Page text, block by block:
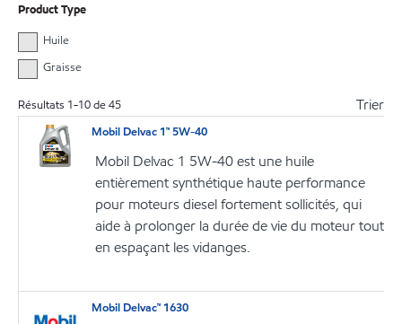
Product Type
Huile
Graisse
Résultats 1-10de45 Trier
Mobil Delvac 1™ 5W-40
Mobil Delvac 1 5W-40 est une huile
entièrement synthétique haute performance
pour moteurs diesel fortement sollicités, qui
aide à prolonger la durée de vie du moteur tout
en espaçant les vidanges.
Mobil Delvac™ 1630